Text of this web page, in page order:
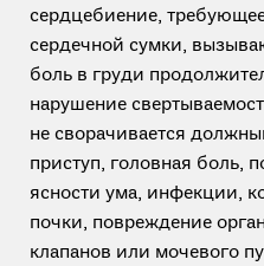
сердцебиение,
сердечной сумки,
боль в груди
нарушение
не сворачивается
приступ, головная боль,
ясности ума, инфекции,
почки, повреждение
клапанов или мочевого